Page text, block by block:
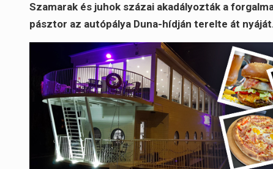
Szamarak és juhok százai akadályozták a
pásztor az autópálya Duna-hídján terelte át